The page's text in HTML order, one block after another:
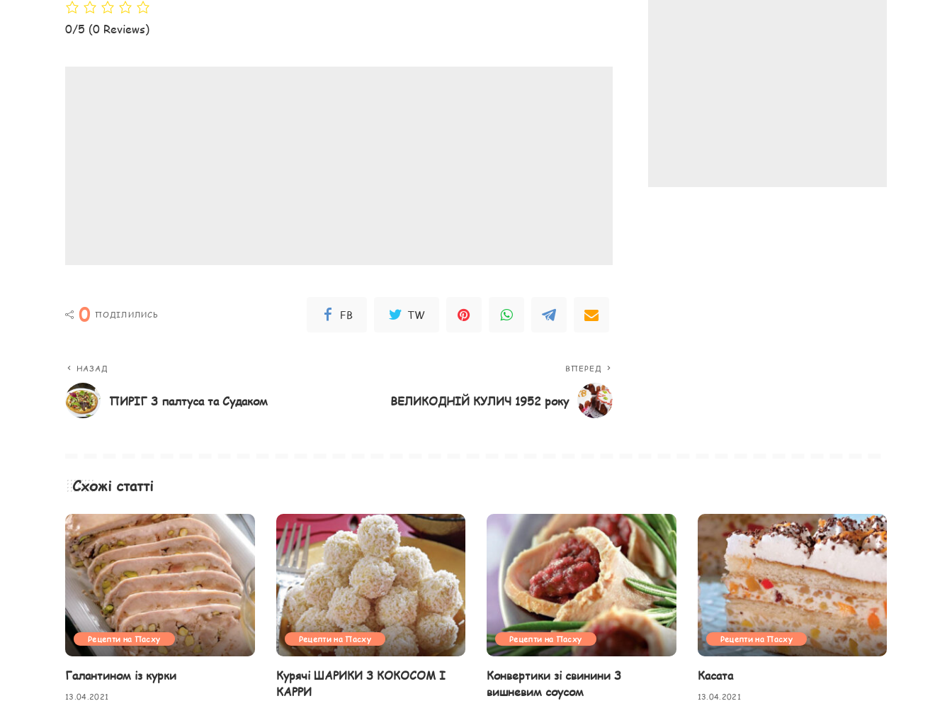
0/5 (0 Reviews)
0 ПОДІЛИЛИСЬ FB TW
НАЗАД
ПИРІГ З палтуса та Судаком
ВПЕРЕД
ВЕЛИКОДНІЙ КУЛИЧ 1952 року
Схожі статті
Рецепти на Пасху
Галантином із курки
13.04.2021
Рецепти на Пасху
Курячі ШАРИКИ З КОКОСОМ І
КАРРИ
Рецепти на Пасху
Конвертики зі свинини З
вишневим соусом
Рецепти на Пасху
Касата
13.04.2021